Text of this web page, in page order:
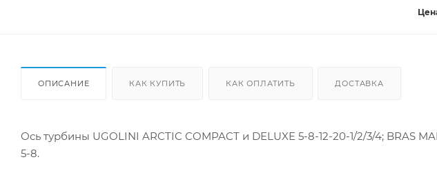
ОПИСАНИЕ КАК КУПИТЬ КАК ОПЛАТИТЬ ДОСТАВКА
Ось турбины UGOLINI ARCTIC COMPACT и DELUXE 5-8-12-20-1/2/3/4; BRAS
5-8.